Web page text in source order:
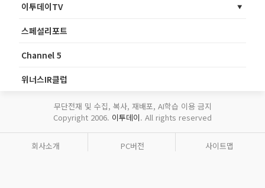
이투데이TV
스페셜리포트
Channel 5
위너스IR클럽
무단전재 및 수집, 복사, 재배포, AI학습 이용 금지
Copyright 2006. 이투데이. All rights reserved
회사소개 PC버전 사이트맵